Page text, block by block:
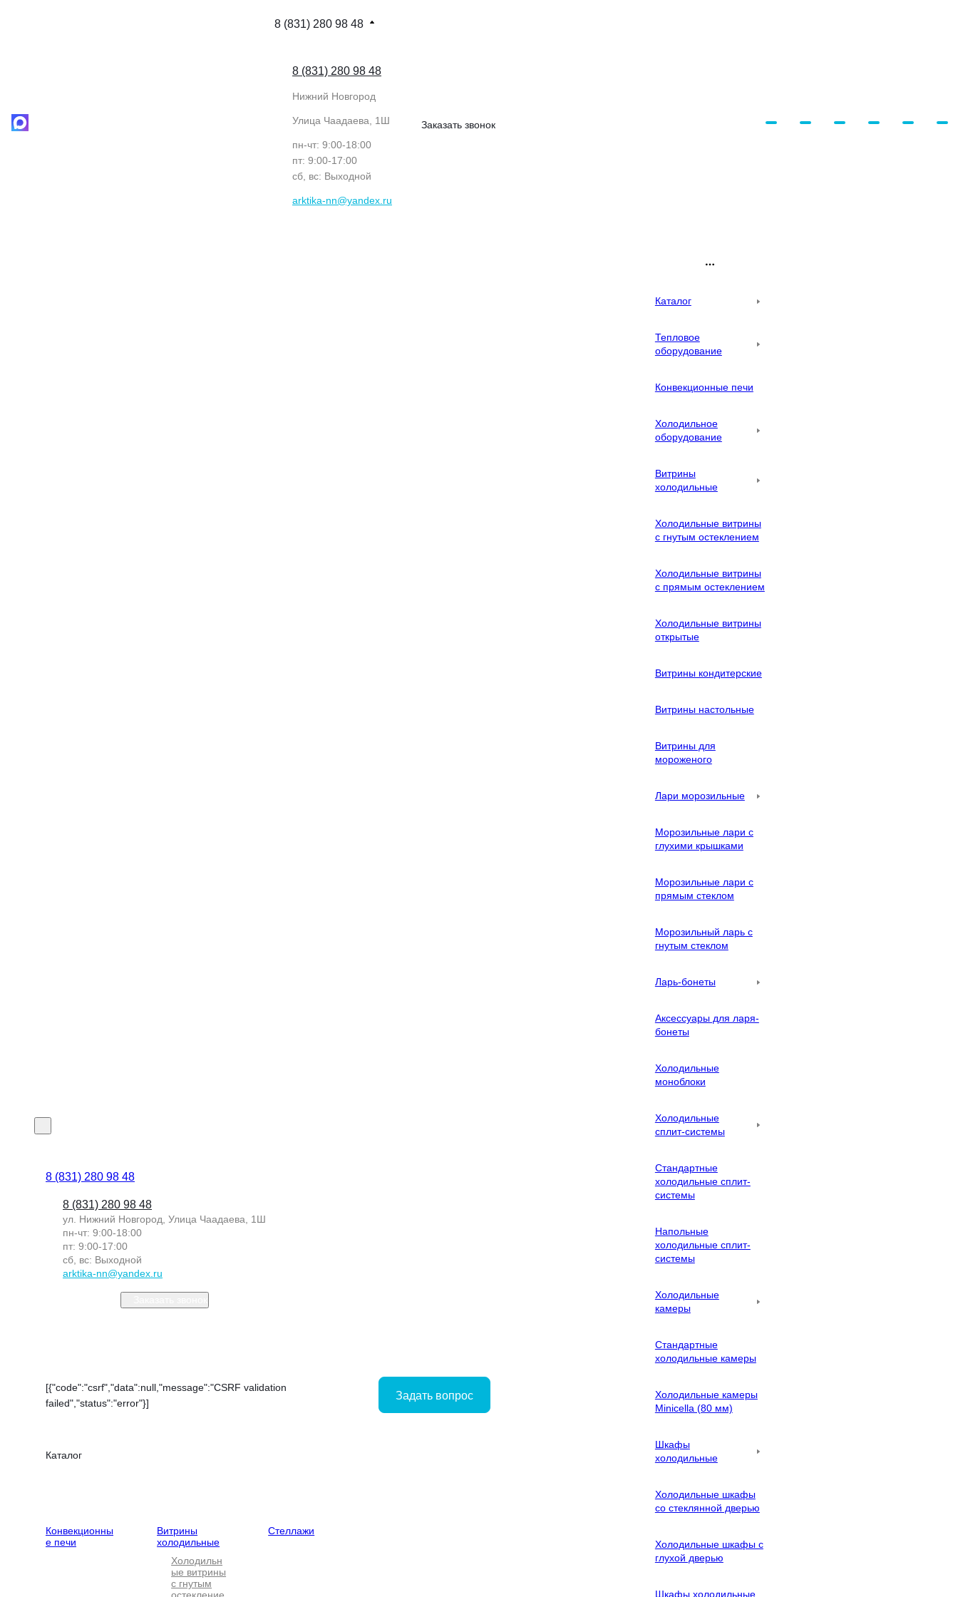
8 (831) 280 98 48
8 (831) 280 98 48
Нижний Новгород
Улица Чаадаева, 1Ш
пн-чт: 9:00-18:00
пт: 9:00-17:00
сб, вс: Выходной
arktika-nn@yandex.ru
Заказать звонок
8 (831) 280 98 48
8 (831) 280 98 48
ул. Нижний Новгород, Улица Чаадаева, 1Ш
пн-чт: 9:00-18:00
пт: 9:00-17:00
сб, вс: Выходной
arktika-nn@yandex.ru
[{"code":"csrf","data":null,"message":"CSRF validation
failed","status":"error"}]
Задать вопрос
Каталог
Конвекционны
е печи
Витрины
холодильные
Холодильн
ые витрины
с гнутым
Стеллажи
Каталог
Тепловое
оборудование
Конвекционные печи
Холодильное
оборудование
Витрины
холодильные
Холодильные витрины
с гнутым остеклением
Холодильные витрины
с прямым остеклением
Холодильные витрины
открытые
Витрины кондитерские
Витрины настольные
Витрины для
мороженого
Лари морозильные
Морозильные лари с
глухими крышками
Морозильные лари с
прямым стеклом
Морозильный ларь с
гнутым стеклом
Ларь-бонеты
Аксессуары для ларя-
бонеты
Холодильные
моноблоки
Холодильные
сплит-системы
Стандартные
холодильные сплит-
системы
Напольные
холодильные сплит-
системы
Холодильные
камеры
Стандартные
холодильные камеры
Холодильные камеры
Minicella (80 мм)
Шкафы
холодильные
Холодильные шкафы
со стеклянной дверью
Холодильные шкафы с
глухой дверью
Шкафы холодильные